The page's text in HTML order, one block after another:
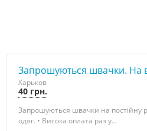
Запрошуються швачки. На
Харьков
40 грн.
Запрошуються швачки на постійну
одяг. • Висока oплата раз у...